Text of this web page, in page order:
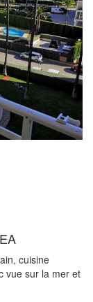
cuisine
vue sur la mer et